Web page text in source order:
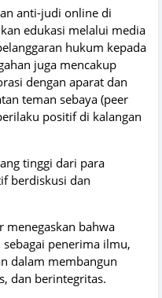
anti-judi online di
edukasi melalui media
hukum kepada
juga mencakup
dengan aparat dan
teman sebaya (peer
positif di kalangan
tinggi dari para
berdiskusi dan
menegaskan bahwa
penerima ilmu,
dalam membangun
dan berintegritas.